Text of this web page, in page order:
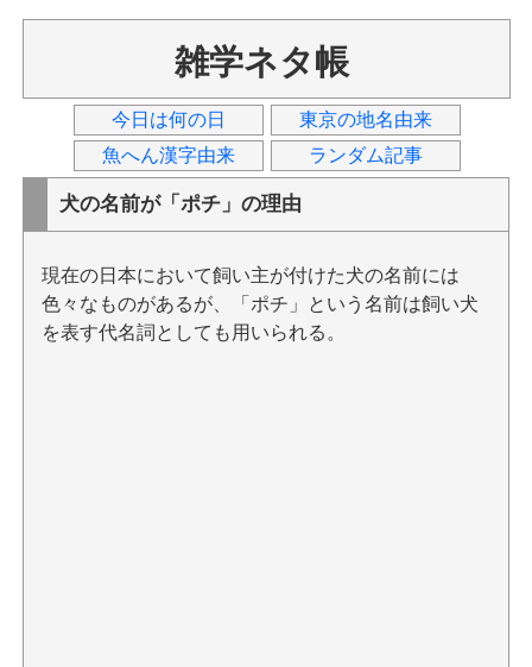
雑学ネタ帳
今日は何の日
東京の地名由来
魚へん漢字由来
ランダム記事
犬の名前が「ポチ」の理由
現在の日本において飼い主が付けた犬の名前には
色々なものがあるが、「ポチ」という名前は飼い犬
を表す代名詞としても用いられる。